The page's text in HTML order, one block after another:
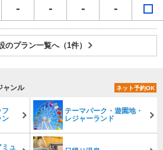
のプラン一覧へ（1件）
ャンル ネット予約OK
フ
ン
テーマパーク・遊園地・
レジャーランド
ュ